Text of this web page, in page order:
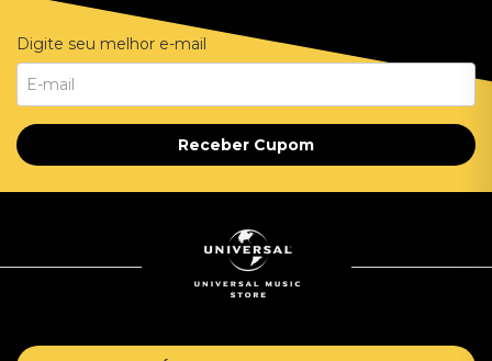
Digite seu melhor e-mail
Receber Cupom